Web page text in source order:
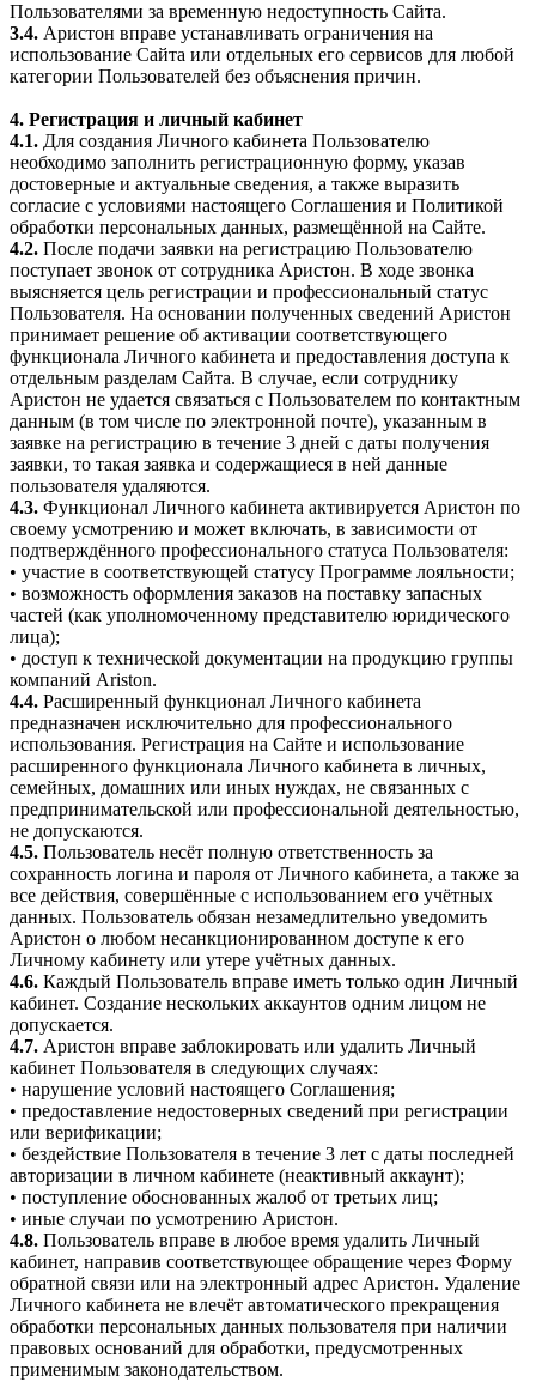
Пользователями за временную недоступность Сайта.
3.4. Аристон вправе устанавливать ограничения на
использование Сайта или отдельных его сервисов для любой
категории Пользователей без объяснения причин.
4. Регистрация и личный кабинет
4.1. Для создания Личного кабинета Пользователю
необходимо заполнить регистрационную форму, указав
достоверные и актуальные сведения, а также выразить
согласие с условиями настоящего Соглашения и Политикой
обработки персональных данных, размещённой на Сайте.
4.2. После подачи заявки на регистрацию Пользователю
поступает звонок от сотрудника Аристон. В ходе звонка
выясняется цель регистрации и профессиональный статус
Пользователя. На основании полученных сведений Аристон
принимает решение об активации соответствующего
функционала Личного кабинета и предоставления доступа к
отдельным разделам Сайта. В случае, если сотруднику
Аристон не удается связаться с Пользователем по контактным
данным (в том числе по электронной почте), указанным в
заявке на регистрацию в течение 3 дней с даты получения
заявки, то такая заявка и содержащиеся в ней данные
пользователя удаляются.
4.3. Функционал Личного кабинета активируется Аристон по
своему усмотрению и может включать, в зависимости от
подтверждённого профессионального статуса Пользователя:
• участие в соответствующей статусу Программе лояльности;
• возможность оформления заказов на поставку запасных
частей (как уполномоченному представителю юридического
лица);
• доступ к технической документации на продукцию группы
компаний Ariston.
4.4. Расширенный функционал Личного кабинета
предназначен исключительно для профессионального
использования. Регистрация на Сайте и использование
расширенного функционала Личного кабинета в личных,
семейных, домашних или иных нуждах, не связанных с
предпринимательской или профессиональной деятельностью,
не допускаются.
4.5. Пользователь несёт полную ответственность за
сохранность логина и пароля от Личного кабинета, а также за
все действия, совершённые с использованием его учётных
данных. Пользователь обязан незамедлительно уведомить
Аристон о любом несанкционированном доступе к его
Личному кабинету или утере учётных данных.
4.6. Каждый Пользователь вправе иметь только один Личный
кабинет. Создание нескольких аккаунтов одним лицом не
допускается.
4.7. Аристон вправе заблокировать или удалить Личный
кабинет Пользователя в следующих случаях:
• нарушение условий настоящего Соглашения;
• предоставление недостоверных сведений при регистрации
или верификации;
• бездействие Пользователя в течение 3 лет с даты последней
авторизации в личном кабинете (неактивный аккаунт);
• поступление обоснованных жалоб от третьих лиц;
• иные случаи по усмотрению Аристон.
4.8. Пользователь вправе в любое время удалить Личный
кабинет, направив соответствующее обращение через Форму
обратной связи или на электронный адрес Аристон. Удаление
Личного кабинета не влечёт автоматического прекращения
обработки персональных данных пользователя при наличии
правовых оснований для обработки, предусмотренных
применимым законодательством.